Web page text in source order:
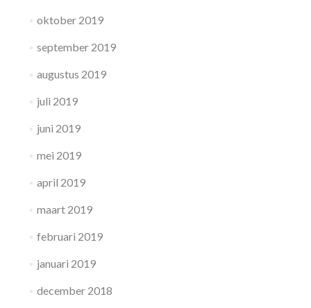
oktober 2019
september 2019
augustus 2019
juli 2019
juni 2019
mei 2019
april 2019
maart 2019
februari 2019
januari 2019
december 2018